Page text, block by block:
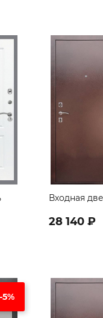
Входная
28 140 ₽
-5%